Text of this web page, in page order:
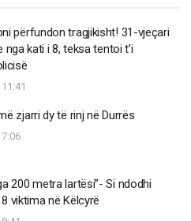
përfundon tragjikisht! 31-vjeçari
nga kati i 8, teksa tentoi t’i
zjarri dy të rinj në Durrës
200 metra lartësi”- Si ndodhi
viktima në Këlcyrë